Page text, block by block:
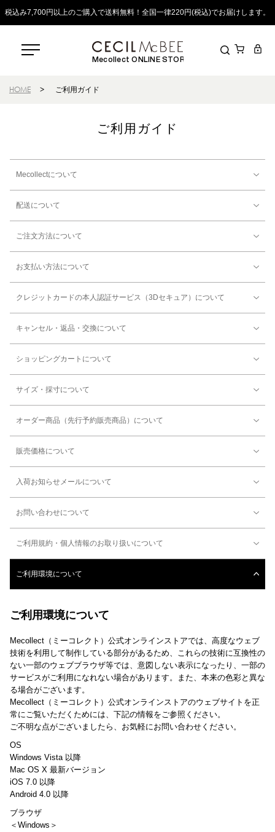
税込み7,700円以上のご購入で送料無料！全国一律220円(税込)でお届けします。
Mecollect ONLINE STORE
HOME > ご利用ガイド
ご利用ガイド
Mecollectについて
配送について
ご注文方法について
お支払い方法について
クレジットカードの本人認証サービス（3Dセキュア）について
キャンセル・返品・交換について
ショッピングカートについて
サイズ・採寸について
オーダー商品（先行予約販売商品）について
販売価格について
入荷お知らせメールについて
お問い合わせについて
ご利用規約・個人情報のお取り扱いについて
ご利用環境について
ご利用環境について
Mecollect（ミーコレクト）公式オンラインストアでは、高度なウェブ
技術を利用して制作している部分があるため、これらの技術に互換性の
ない一部のウェブブラウザ等では、意図しない表示になったり、一部の
サービスがご利用になれない場合があります。また、本来の色彩と異な
る場合がございます。
Mecollect（ミーコレクト）公式オンラインストアのウェブサイトを正
常にご覧いただくためには、下記の情報をご参照ください。
ご不明な点がございましたら、お気軽にお問い合わせください。
OS
Windows Vista 以降
Mac OS X 最新バージョン
iOS 7.0 以降
Android 4.0 以降
ブラウザ
＜Windows＞